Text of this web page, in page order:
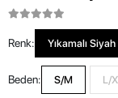
Renk: Yıkamalı Siyah
Beden: S/M L/